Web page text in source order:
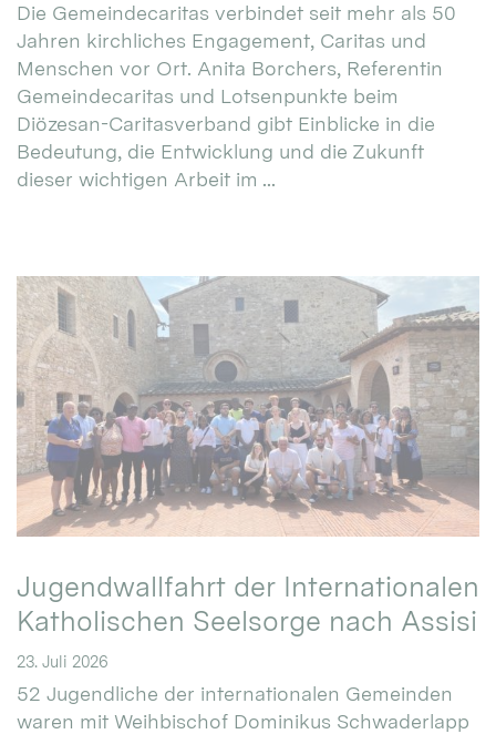
Die Gemeindecaritas verbindet seit mehr als 50
Jahren kirchliches Engagement, Caritas und
Menschen vor Ort. Anita Borchers, Referentin
Gemeindecaritas und Lotsenpunkte beim
Diözesan-Caritasverband gibt Einblicke in die
Bedeutung, die Entwicklung und die Zukunft
dieser wichtigen Arbeit im ...
Jugendwallfahrt der Internationalen
Katholischen Seelsorge nach Assisi
23. Juli 2026
52 Jugendliche der internationalen Gemeinden
waren mit Weihbischof Dominikus Schwaderlapp